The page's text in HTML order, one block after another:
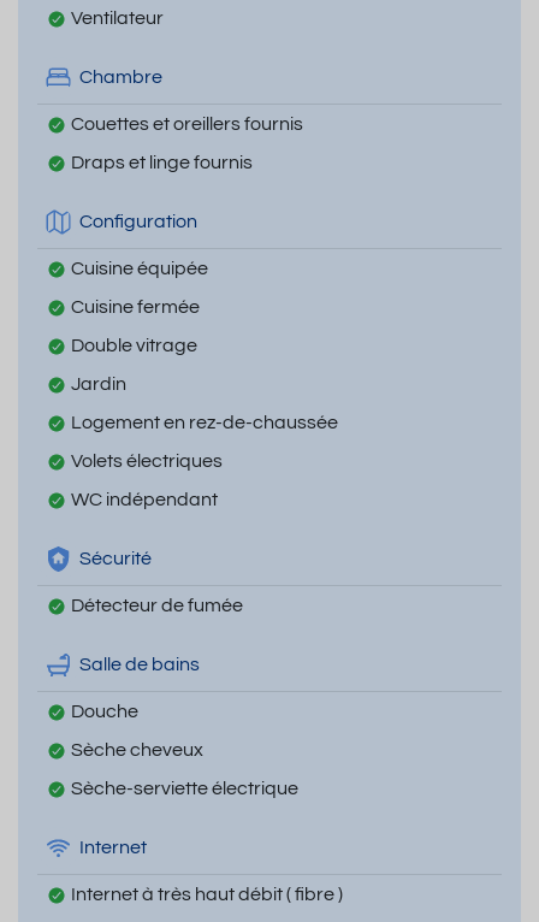
Ventilateur
Chambre
Couettes et oreillers fournis
Draps et linge fournis
Configuration
Cuisine équipée
Cuisine fermée
Double vitrage
Jardin
Logement en rez-de-chaussée
Volets électriques
WC indépendant
Sécurité
Détecteur de fumée
Salle de bains
Douche
Sèche cheveux
Sèche-serviette électrique
Internet
Internet à très haut débit ( fibre )